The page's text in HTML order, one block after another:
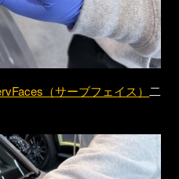
（サーブフェイス）二